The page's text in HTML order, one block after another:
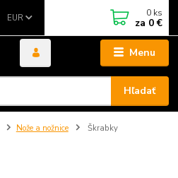
Menu
EUR
Hľadať
0 ks
za 0 €
Nože a nožnice Škrabky